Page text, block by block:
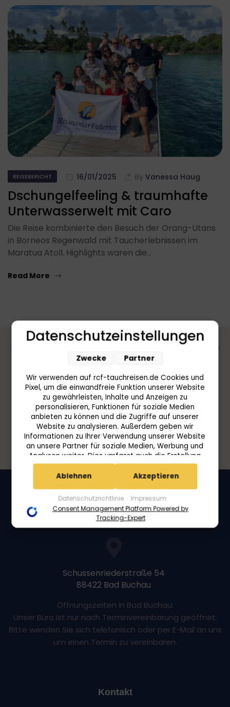
REISEBERICHT 16/01/2025 By Vanessa Haug
Dschungelfeeling & traumhafte
Unterwasserwelt mit Caro
Die Reise kombinierte den Besuch der Orang-Utans
in Borneos Regenwald mit Taucherlebnissen im
Maratua Atoll. Highlights waren die…
Read More
Die Welt wartet darauf entdeckt zu werden. Warten
Sie nicht länger. Kontaktieren Sie uns!
+(49) 7582 - 9320790
reisen@reisecenter-federsee.de
Folgen Sie uns auf Social Media
Schussenriederstraße 54
88422 Bad Buchau
Öffnungszeiten in Bad Buchau:
Unser Büro ist nur nach Terminvereinbarung geöffnet.
Bitte wenden Sie sich telefonisch oder per E-Mail an uns
um einen Termin zu vereinbaren.
Kontakt
Datenschutzeinstellungen
Wir verwenden auf rcf-tauchreisen.de Cookies und
Pixel, um die einwandfreie Funktion unserer Website
zu gewährleisten, Inhalte und Anzeigen zu
personalisieren, Funktionen für soziale Medien
anbieten zu können und die Zugriffe auf unserer
Website zu analysieren. Außerdem geben wir
Informationen zu Ihrer Verwendung unserer Website
an unsere Partner für soziale Medien, Werbung und
Analysen weiter. Dies umfasst auch die Erstellung
pseudonymer Nutzungsprofile. Unsere Partner
(Userlike Google Advertising Products) führen diese
zusammen, die Sie ihnen bereitgestellt haben (bspw.
anhand eines persönlichen Accounts) oder welche
sie im Rahmen Ihrer Nutzung der Dienste gesammelt
haben (bspw. Nutzungsdaten anderer Geräte). Ihre
Zwecke der Datenverarbeitung durch unsere Partner:
einem Endgerät
Verwendung reduzierter Daten zur Auswahl von
Werbeanzeigen
Erstellung von Profilen für personalisierte Werbung
Verwendung von Profilen zur Auswahl personalisierter
Werbung
Messung der Werbeleistung
Messung der Performance von Inhalten
Datenschutzrichtlinie Impressum
Zwecke Partner
Ablehnen Akzeptieren
Consent Management Platform Powered by
Tracking-Expert